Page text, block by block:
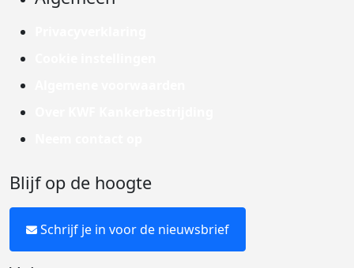
Blijf op de hoogte
Schrijf je in voor de nieuwsbrief